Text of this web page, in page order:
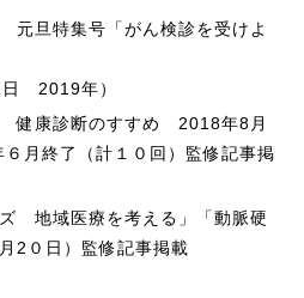
旦特集号「がん検診を受けよ
日 2019年）
康診断のすすめ 2018年8月
月終了（計１０回）監修記事掲
地域医療を考える」「動脈硬
2０日）監修記事掲載